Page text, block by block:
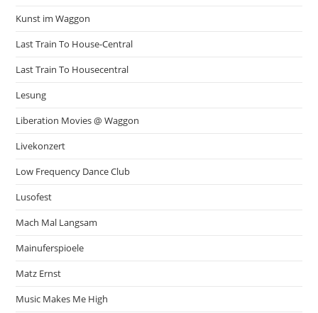
Kunst im Waggon
Last Train To House-Central
Last Train To Housecentral
Lesung
Liberation Movies @ Waggon
Livekonzert
Low Frequency Dance Club
Lusofest
Mach Mal Langsam
Mainuferspioele
Matz Ernst
Music Makes Me High